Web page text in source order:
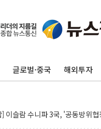
글로벌·중국 해외투자
시, 美 고용 예상 밖 부진에 연
] 이슬람 수니파 3국, '공동방위
프, 백신·자폐증 행정명령 검토…"